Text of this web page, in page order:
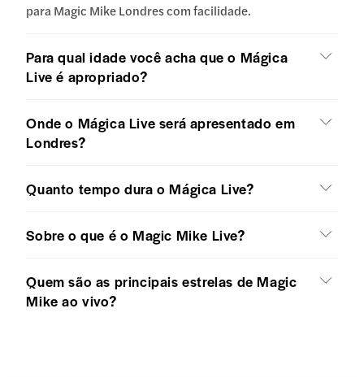
para Magic Mike Londres com facilidade.
Para qual idade você acha que o Mágica
Live é apropriado?
Onde o Mágica Live será apresentado em
Londres?
Quanto tempo dura o Mágica Live?
Sobre o que é o Magic Mike Live?
Quem são as principais estrelas de Magic
Mike ao vivo?